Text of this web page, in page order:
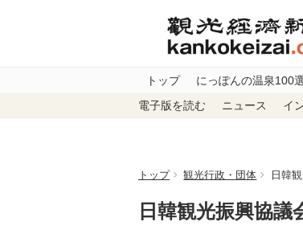
トップ にっぽんの温泉100
電子版を読む ニュース イ
トップ 観光行政・団体 日韓
日韓観光振興協